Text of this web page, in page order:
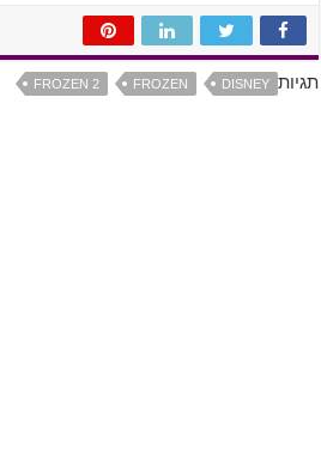
תגיות DISNEY
FROZEN
FROZEN 2